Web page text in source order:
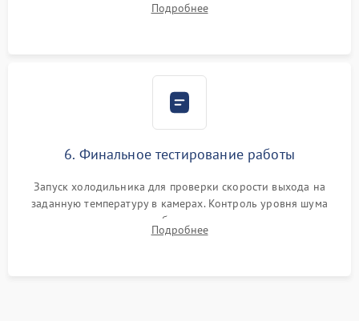
электронным весам. Контроль рабочего давления в системе.
Подробнее
6. Финальное тестирование работы
Запуск холодильника для проверки скорости выхода на
заданную температуру в камерах. Контроль уровня шума
компрессора, отсутствия обмерзания стенок и корректного
срабатывания системы автоматической оттайки.
Подробнее